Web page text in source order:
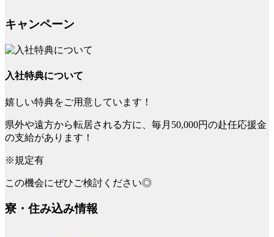
キャンペーン
入社特典について
嬉しい特典をご用意しています！
県外や遠方から転居される方に、毎月50,000円の赴任応援金
の支給があります！
※規定有
この機会にぜひご検討ください◎
寮・住み込み情報